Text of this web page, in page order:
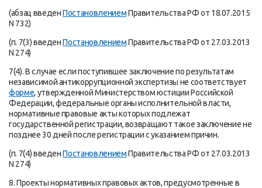
(абзац введенПостановлениемПравительства РФ от 18.07.2015
N 732)
(п. 7(3) введенПостановлениемПравительства РФ от 27.03.2013
N 274)
7(4). В случае если поступившее заключение по результатам
независимой антикоррупционной экспертизы не соответствует
форме, утвержденной Министерством юстиции Российской
Федерации, федеральные органы исполнительной власти,
нормативные правовые акты которых подлежат
государственной регистрации, возвращают такое заключение не
позднее 30 дней после регистрации с указанием причин.
(п. 7(4) введенПостановлениемПравительства РФ от 27.03.2013
N 274)
8. Проекты нормативных правовых актов, предусмотренные в